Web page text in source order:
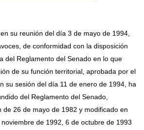
su reunión del día 3 de mayo de 1994,
de conformidad con la disposición
del Reglamento del Senado en lo que
de su función territorial, aprobada por el
su sesión del día 11 de enero de 1994, ha
del Reglamento del Senado,
de 26 de mayo de 1982 y modificado en
de 1992, 6 de octubre de 1993